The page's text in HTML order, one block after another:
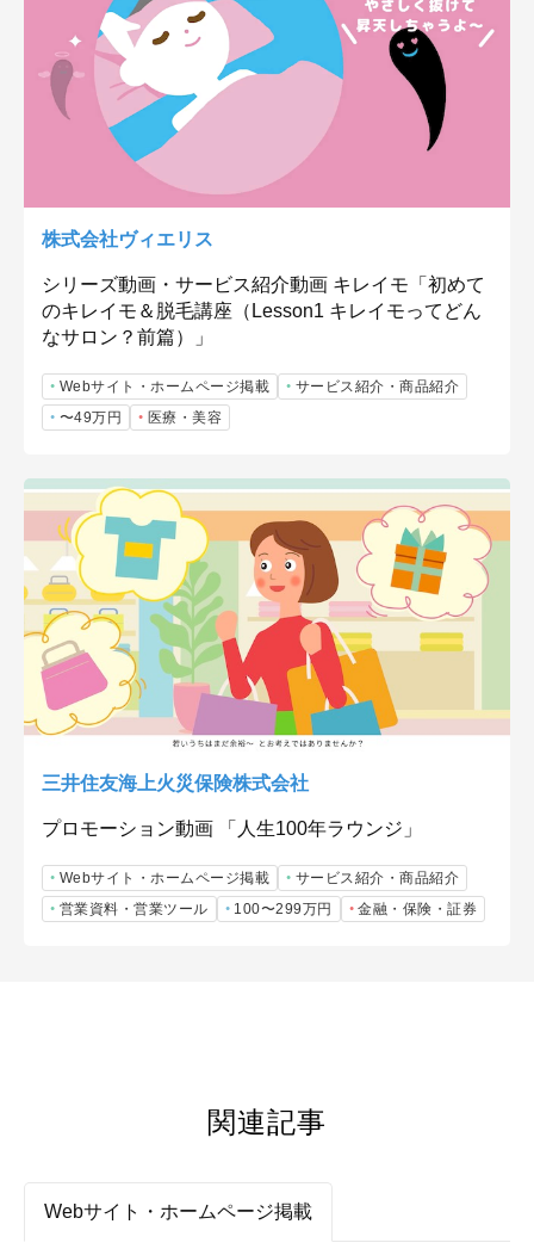
株式会社ヴィエリス
シリーズ動画・サービス紹介動画 キレイモ「初めて
のキレイモ＆脱毛講座（Lesson1 キレイモってどん
なサロン？前篇）」
Webサイト・ホームページ掲載
サービス紹介・商品紹介
〜49万円
医療・美容
三井住友海上火災保険株式会社
プロモーション動画 「人生100年ラウンジ」
Webサイト・ホームページ掲載
サービス紹介・商品紹介
営業資料・営業ツール
100〜299万円 金融・保険・証券
関連記事
Webサイト・ホームページ掲載